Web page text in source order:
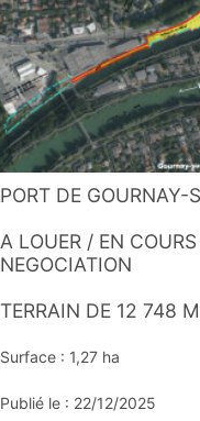
PORT DE
A LOUER / EN
NEGOCIATION
TERRAIN DE 12 748
Surface : 1,27 ha
Publié le : 22/12/2025